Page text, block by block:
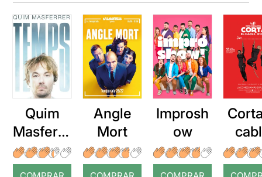
Quim
Masferre
r: Temps
Angle
Mort
Improsh
ow